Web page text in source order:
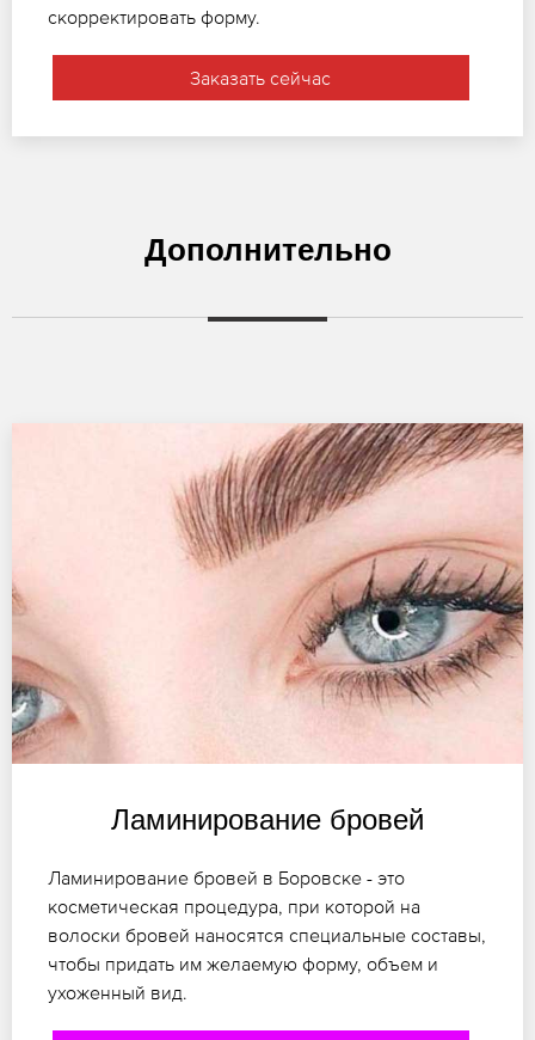
скорректировать форму.
Заказать сейчас
Дополнительно
Ламинирование бровей
Ламинирование бровей в Боровске - это
косметическая процедура, при которой на
волоски бровей наносятся специальные составы,
чтобы придать им желаемую форму, объем и
ухоженный вид.